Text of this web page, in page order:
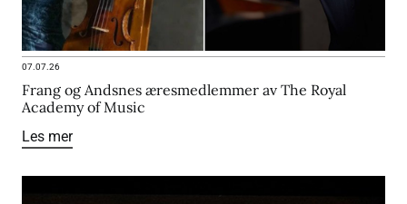
07.07.26
Frang og Andsnes æresmedlemmer av The Royal
Academy of Music
Les mer